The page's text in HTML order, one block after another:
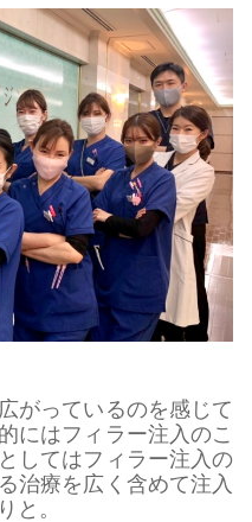
がっているのを感じて
にはフィラー注入のこ
してはフィラー注入の
治療を広く含めて注入
と。